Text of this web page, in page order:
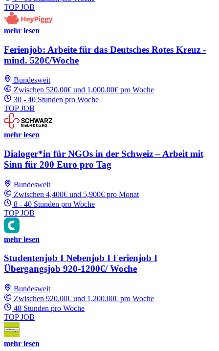
TOP JOB
mehr lesen
Ferienjob: Arbeite für das Deutsches Rotes Kreuz -
mind. 520€/Woche
Bundesweit
Zwischen 520.00€ und 1,000.00€ pro Woche
30 - 40 Stunden pro Woche
TOP JOB
mehr lesen
Dialoger*in für NGOs in der Schweiz – Arbeit mit
Sinn für 200 Euro pro Tag
Bundesweit
Zwischen 4,400€ und 5,900€ pro Monat
8 - 40 Stunden pro Woche
TOP JOB
mehr lesen
Studentenjob I Nebenjob I Ferienjob I
Übergangsjob 920-1200€/ Woche
Bundesweit
Zwischen 920.00€ und 1,200.00€ pro Woche
48 Stunden pro Woche
TOP JOB
mehr lesen